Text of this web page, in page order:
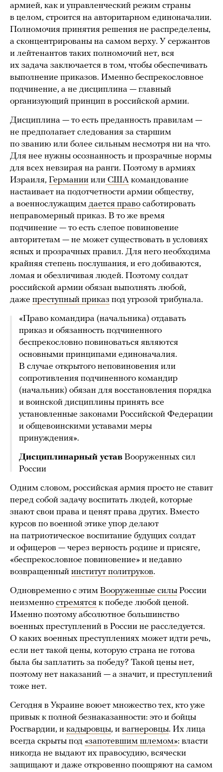
армией, как и управленческий режим страны
в целом, строится на авторитарном единоначалии.
Полномочия принятия решения не распределены,
а сконцентрированы на самом верху. У сержантов
и лейтенантов таких полномочий нет, вся
их задача заключается в том, чтобы обеспечивать
выполнение приказов. Именно беспрекословное
подчинение, а не дисциплина — главный
организующий принцип в российской армии.
Дисциплина — то есть преданность правилам —
не предполагает следования за старшим
по званию или более сильным несмотря ни на что.
Для нее нужны осознанность и прозрачные нормы
для всех невзирая на ранги. Поэтому в армиях
Израиля, Германии или США командование
настаивает на подотчетности армии обществу,
а военнослужащим дается право саботировать
неправомерный приказ. В то же время
подчинение — то есть слепое повиновение
авторитетам — не может существовать в условиях
ясных и прозрачных правил. Для него необходима
крайняя степень послушания, и его добиваются,
ломая и обезличивая людей. Поэтому солдат
российской армии обязан выполнять любой,
даже преступный приказ под угрозой трибунала.
«Право командира (начальника) отдавать
приказ и обязанность подчиненного
беспрекословно повиноваться являются
основными принципами единоначалия.
В случае открытого неповиновения или
сопротивления подчиненного командир
(начальник) обязан для восстановления порядка
и воинской дисциплины принять все
установленные законами Российской Федерации
и общевоинскими уставами меры
принуждения».
Дисциплинарный устав Вооруженных сил
России
Одним словом, российская армия просто не ставит
перед собой задачу воспитать людей, которые
знают свои права и ценят права других. Вместо
курсов по военной этике упор делают
на патриотическое воспитание будущих солдат
и офицеров — через верность родине и присяге,
«беспрекословное повиновение» и недавно
возвращенный институт политруков.
Одновременно с этим Вооруженные силы России
неизменно стремятся к победе любой ценой.
Именно поэтому абсолютное большинство
военных преступлений в России не расследуется.
О каких военных преступлениях может идти речь,
если нет такой цены, которую страна не готова
была бы заплатить за победу? Такой цены нет,
поэтому нет наказаний — а значит, и преступлений
тоже нет.
Сегодня в Украине воюет множество тех, кто уже
привык к полной безнаказанности: это и бойцы
Росгвардии, и кадыровцы, и вагнеровцы. Их лица
всегда скрыты под «запотевшим шлемом»: власти
никогда не выдают их правосудию, всячески
защищают и даже откровенно поощряют на самом